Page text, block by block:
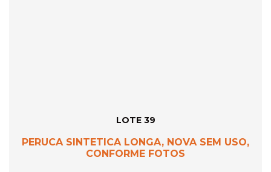
LOTE 39
PERUCA SINTETICA LONGA, NOVA SEM USO,
CONFORME FOTOS